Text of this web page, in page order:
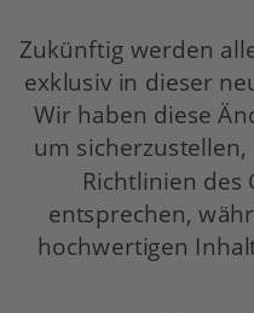
Zukünftig werden
exklusiv in dieser
Wir haben diese
um
Richtlinien des
entsprechen,
hochwertigen